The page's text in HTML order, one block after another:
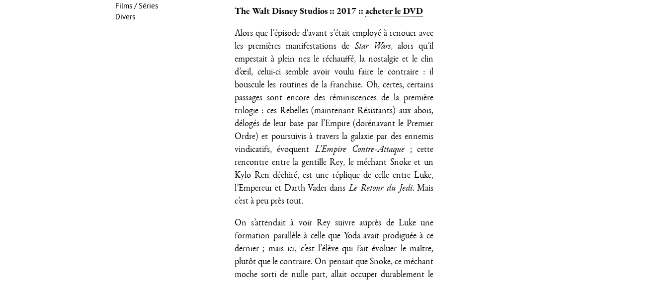
The Walt Disney Studios :: 2017 :: acheter le DVD
Alors que l’épisode d'avant s’était employé à renouer avec
les premières manifestations de Star Wars, alors qu’il
empestait à plein nez le réchauffé, la nostalgie et le clin
d’œil, celui-ci semble avoir voulu faire le contraire : il
bouscule les routines de la franchise. Oh, certes, certains
passages sont encore des réminiscences de la première
trilogie : ces Rebelles (maintenant Résistants) aux abois,
délogés de leur base par l’Empire (dorénavant le Premier
Ordre) et poursuivis à travers la galaxie par des ennemis
vindicatifs, évoquent L’Empire Contre-Attaque ; cette
rencontre entre la gentille Rey, le méchant Snoke et un
Kylo Ren déchiré, est une réplique de celle entre Luke,
l’Empereur et Darth Vader dans Le Retour du Jedi. Mais
c’est à peu près tout.
On s’attendait à voir Rey suivre auprès de Luke une
formation parallèle à celle que Yoda avait prodiguée à ce
dernier ; mais ici, c’est l’élève qui fait évoluer le maître,
plutôt que le contraire. On pensait que Snoke, ce méchant
moche sorti de nulle part, allait occuper durablement le
Films / Séries
Divers